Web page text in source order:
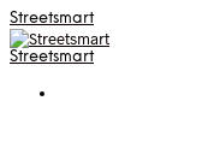
Streetsmart
Streetsmart